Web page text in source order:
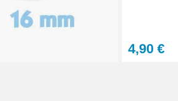
Sacoche pour réparation de montre - 12
4,90 €